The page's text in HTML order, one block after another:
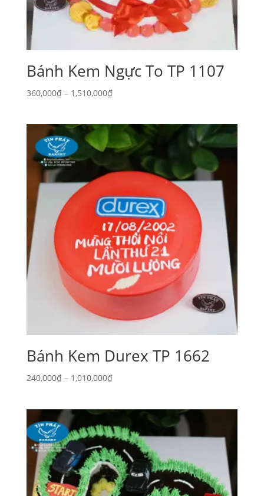
Bánh Kem Ngực To TP 1107
360,000₫ – 1,510,000₫Khoảng
360,000₫
đến
1,510,000₫
Bánh Kem Durex TP 1662
240,000₫ – 1,010,000₫Khoảng
đến
1,010,000₫